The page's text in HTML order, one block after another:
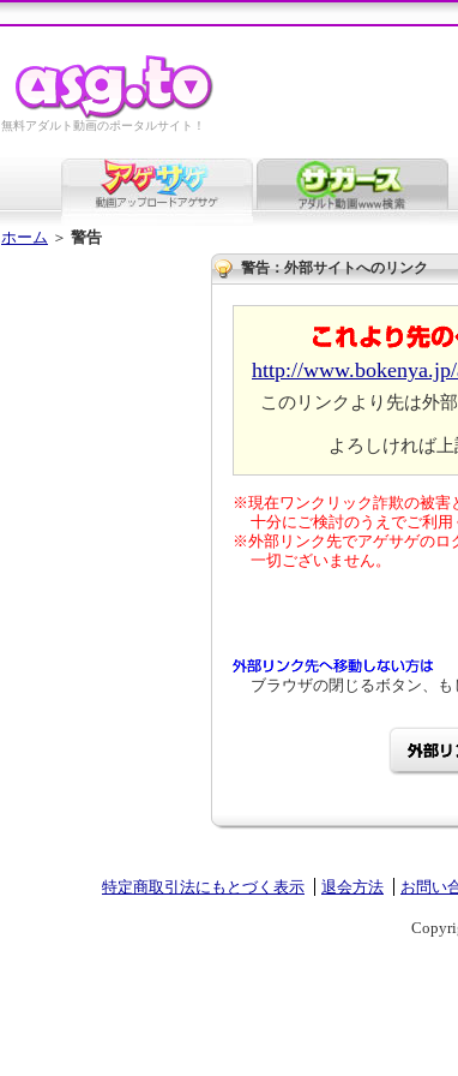
無料アダルト動画のポータルサイト！
ホーム ＞ 警告
警告：外部サイトへのリンク
http://
このリンクより先は外
よろしければ
※現在ワンクリック詐欺の被害
十分にご検討のうえでご利用
※外部リンク先でアゲサゲのロ
一切ございません。
ブラウザの閉じるボタン、
特定商取引法にもとづく表示 退会方法 お問い